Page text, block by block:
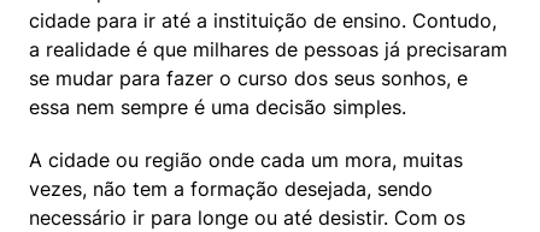
cidade para ir até a instituição de ensino. Contudo,
a realidade é que milhares de pessoas já precisaram
se mudar para fazer o curso dos seus sonhos, e
essa nem sempre é uma decisão simples.
A cidade ou região onde cada um mora, muitas
vezes, não tem a formação desejada, sendo
necessário ir para longe ou até desistir. Com os